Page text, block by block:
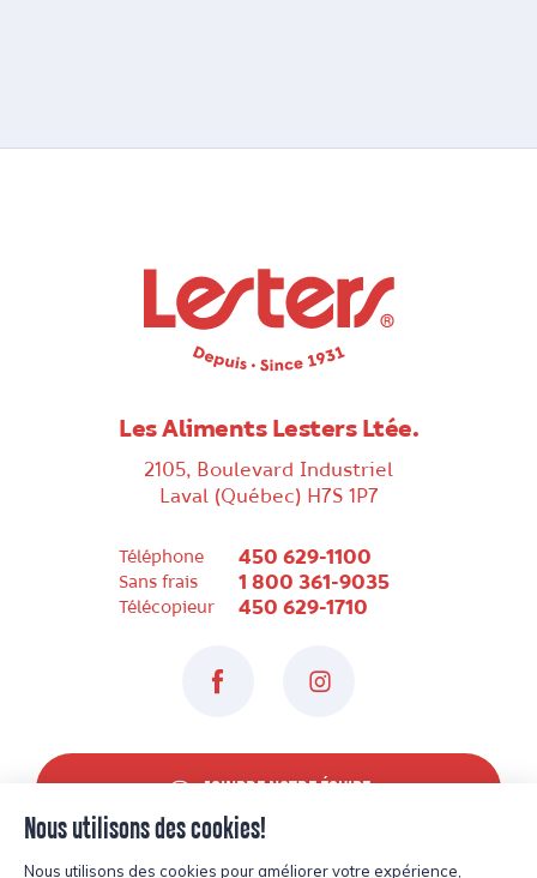
Les Aliments Lesters Ltée.
2105, Boulevard Industriel
Laval (Québec) H7S 1P7
Téléphone 450 629-1100
Sans frais 1 800 361-9035
Télécopieur 450 629-1710
Facebook Instagram